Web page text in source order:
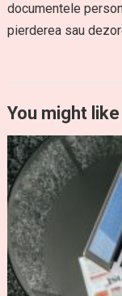
documentele
pierderea sau
You might like